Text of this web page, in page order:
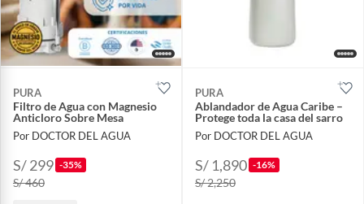
PURA
Filtro de Agua con Magnesio
Anticloro Sobre Mesa
Por DOCTOR DEL AGUA
S/ 299 -35%
S/ 460
PURA
Ablandador de Agua Caribe –
Protege toda la casa del sarro
Por DOCTOR DEL AGUA
S/ 1,890 -16%
S/ 2,250